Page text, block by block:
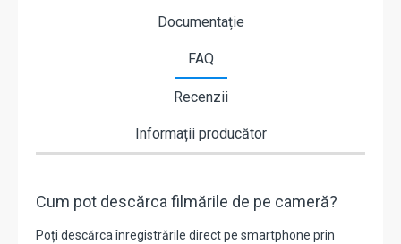
Documentație
FAQ
Recenzii
Informații producător
Cum pot descărca filmările de pe cameră?
Poți descărca înregistrările direct pe smartphone prin